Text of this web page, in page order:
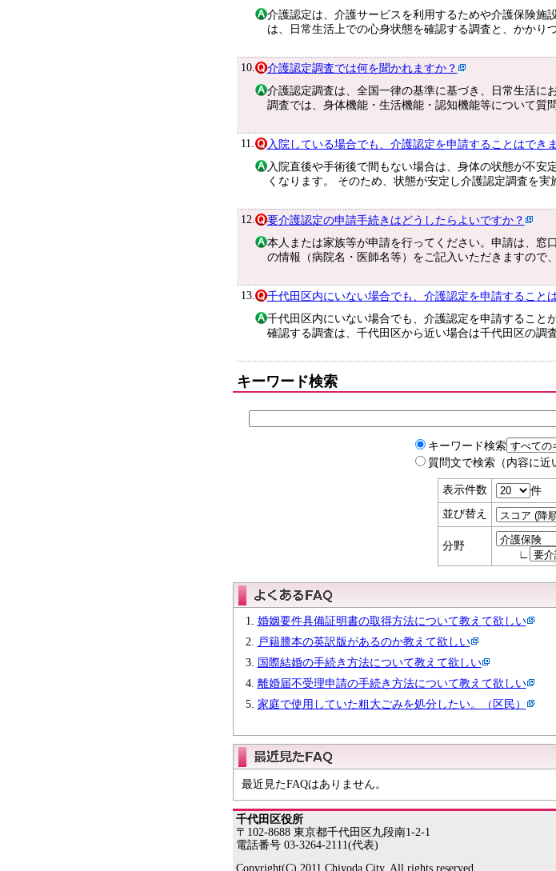
介護認定は、介護サービスを利用するためや介護保険施
は、日常生活上での心身状態を確認する調査と、かかり
10.
介護認定調査では何を聞かれますか？
介護認定調査は、全国一律の基準に基づき、日常生活に
調査では、身体機能・生活機能・認知機能等について質
11.
入院している場合でも、介護認定を申請することはでき
入院直後や手術後で間もない場合は、身体の状態が不安
くなります。 そのため、状態が安定し介護認定調査を
12.
要介護認定の申請手続きはどうしたらよいですか？
本人または家族等が申請を行ってください。申請は、窓
の情報（病院名・医師名等）をご記入いただきますので
13.
千代田区内にいない場合でも、介護認定を申請すること
千代田区内にいない場合でも、介護認定を申請すること
確認する調査は、千代田区から近い場合は千代田区の調
キーワード検索
キーワード検索
質問文で検索（内容に近
表示件数
件
並び替え
分野
∟
婚姻要件具備証明書の取得方法について教えて欲しい
戸籍謄本の英訳版があるのか教えて欲しい
国際結婚の手続き方法について教えて欲しい
離婚届不受理申請の手続き方法について教えて欲しい
家庭で使用していた粗大ごみを処分したい。（区民）
最近見たFAQはありません。
千代田区役所
〒102-8688 東京都千代田区九段南1-2-1
電話番号 03-3264-2111(代表)
Copyright(C) 2011 Chiyoda City. All rights reserved.